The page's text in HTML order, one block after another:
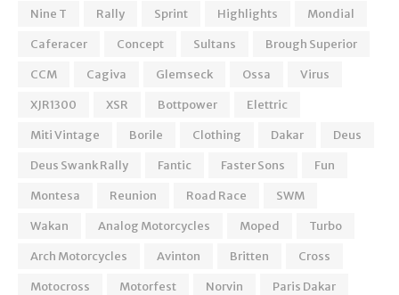
Nine T
Rally Sprint Highlights
Mondial
Caferacer
Concept Sultans
Brough Superior
CCM
Cagiva Glemseck Ossa
Virus
XJR1300
XSR Bottpower
Elettric
Miti Vintage
Borile Clothing Dakar
Deus
Deus Swank Rally
Fantic Faster Sons
Fun
Montesa
Reunion Road Race
SWM
Wakan
Analog Motorcycles Moped
Turbo
Arch Motorcycles
Avinton Britten
Cross
Motocross
Motorfest Norvin
Paris Dakar